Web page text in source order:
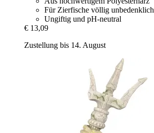
Für Zierfische völlig unbedenklich
Ungiftig und pH-neutral
€ 13,09
Zustellung bis 14. August